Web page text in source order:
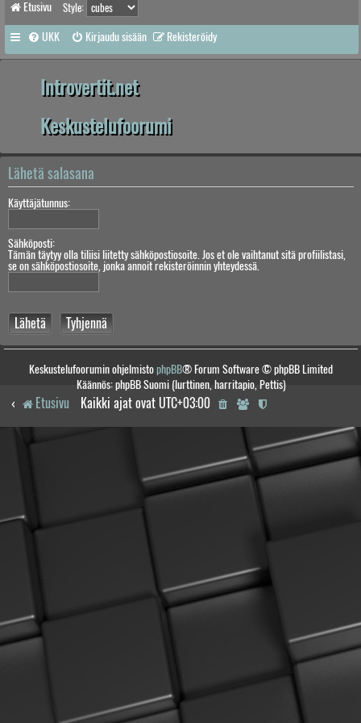
Etusivu Style:
UKK Kirjaudu sisään Rekisteröidy
Introvertit.net
Keskustelufoorumi
Lähetä salasana
Käyttäjätunnus:
Sähköposti:
Tämän täytyy olla tiliisi liitetty sähköpostiosoite. Jos et ole vaihtanut sitä profiilistasi,
se on sähköpostiosoite, jonka annoit rekisteröinnin yhteydessä.
Keskustelufoorumin ohjelmistophpBB® Forum Software © phpBB Limited
Käännös: phpBB Suomi (lurttinen, harritapio, Pettis)
Etusivu Kaikki ajat ovat UTC+03:00